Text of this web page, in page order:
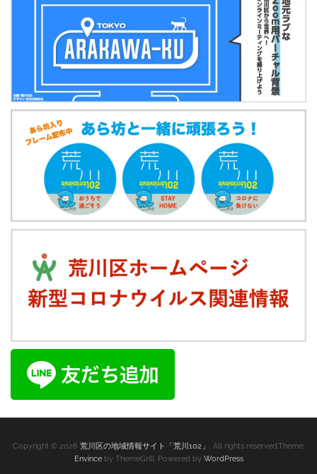
Copyright © 2026 荒川区の地域情報サイト「荒川102」 . All rights reserved.Theme:
Envinceby ThemeGrill. Powered by WordPress